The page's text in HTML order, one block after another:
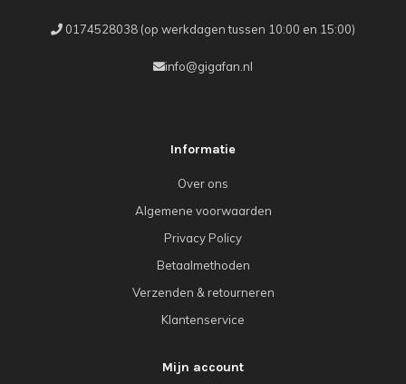
0174528038 (op werkdagen tussen 10:00 en 15:00)
info@gigafan.nl
Informatie
Over ons
Algemene voorwaarden
Privacy Policy
Betaalmethoden
Verzenden & retourneren
Klantenservice
Mijn account